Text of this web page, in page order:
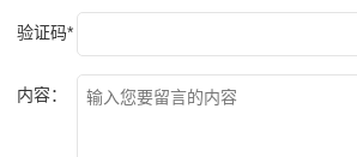
验证码*
内容：